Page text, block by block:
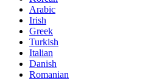
Arabic
Irish
Greek
Turkish
Italian
Danish
Romanian